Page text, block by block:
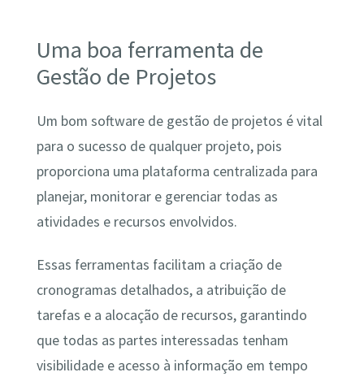
Uma boa ferramenta de
Gestão de Projetos
Um bom software de gestão de projetos é vital
para o sucesso de qualquer projeto, pois
proporciona uma plataforma centralizada para
planejar, monitorar e gerenciar todas as
atividades e recursos envolvidos.
Essas ferramentas facilitam a criação de
cronogramas detalhados, a atribuição de
tarefas e a alocação de recursos, garantindo
que todas as partes interessadas tenham
visibilidade e acesso à informação em tempo